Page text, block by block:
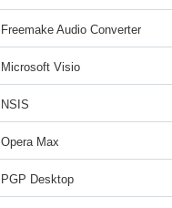
Freemake Audio Converter
Microsoft Visio
NSIS
Opera Max
PGP Desktop